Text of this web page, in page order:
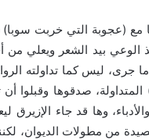
مع (عجوبة التي خربت
الوعي بيد الشعر ويعلي
جرى، ليس كما تداولته
صدقوها وقبلوا
وها قد جاء
من مطولات الديوان،